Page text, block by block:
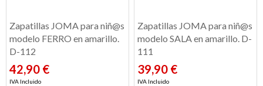
Zapatillas JOMA para niñ@s
modelo FERRO en amarillo.
D-112
42,90 €
IVA Incluido
Zapatillas JOMA para niñ@s
modelo SALA en amarillo. D-
111
39,90 €
IVA Incluido